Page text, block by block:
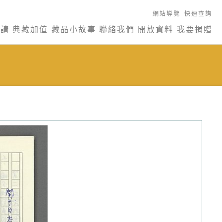
網站導覽 快速查詢
典藏加值 藏品小故事 聯絡我們 開放資料 我要捐贈